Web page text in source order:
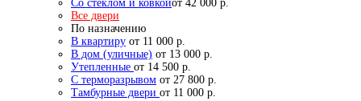
Со стеклом и ковкойот 42 000 р.
Все двери
По назначению
В квартиру от 11 000 р.
В дом (уличные) от 13 000 р.
Утепленные от 14 500 р.
С терморазрывом от 27 800 р.
Тамбурные двери от 11 000 р.